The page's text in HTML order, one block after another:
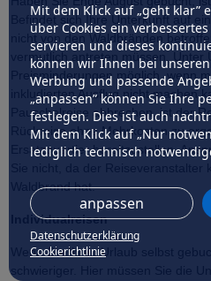
Mit dem Klick auf „geht klar”
über Cookies ein
servieren und dieses
können wir Ihnen bei
Werbung und passende
„anpassen” können Sie Ihre
festlegen. Dies ist auch
Mit dem Klick auf „Nur
lediglich technisch
anpassen
Datenschutzerklärung
Cookierichtlinie
Befindet sich Ihre Unterkunft auf
nicht von den Waldbränden
vermutlich antreten müssen. Unter
Preisminderungen möglich, wenn
inkludierten Ausflug nicht machen
Pauschalreise abbrechen, ist der
Rückreise ohne Mehrkosten zu
Ersatzquartier bereitzustellen.
Waldbrand hat.
Individualreisen
Wenn Sie Ihren Urlaub selbst